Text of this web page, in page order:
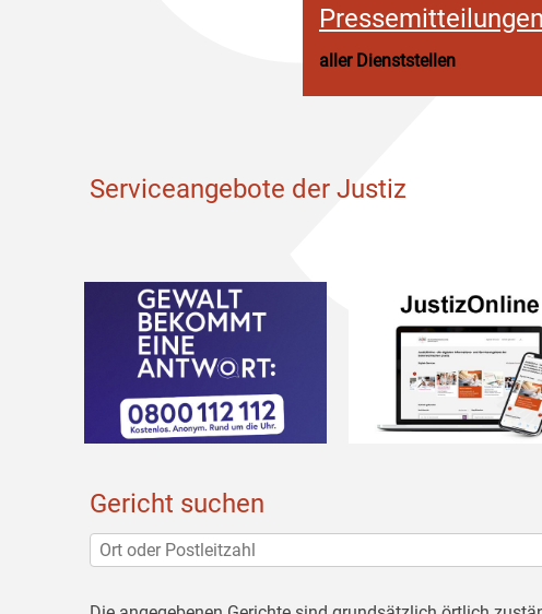
Pressemitteilungen
aller Dienststellen
Serviceangebote der Justiz
Gericht suchen